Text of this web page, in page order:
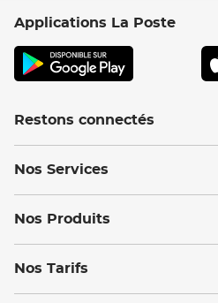
Applications La Poste
Restons connectés
Nos Services
Nos Produits
Nos Tarifs